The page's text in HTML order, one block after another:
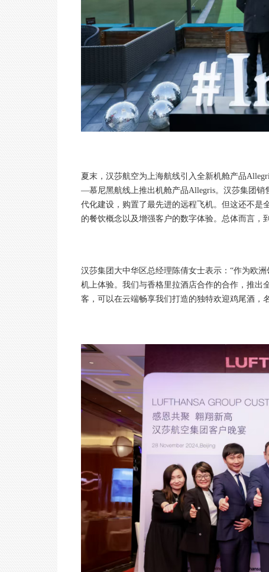
夏末，汉莎航空为上海航线引入全新机舱产品
—慕尼黑航线上推出机舱产品Allegris。汉莎集团销
代化建设，购置了最先进的远程飞机。但这还不是
的餐饮概念以及增强客户的数字体验。总体而言，
汉莎集团大中华区总经理陈倩女士表示：“作为欧
机上体验。我们与香格里拉酒店合作的合作，推出
客，可以在云端畅享我们打造的独特欢迎鸡尾酒，